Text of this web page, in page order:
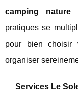
camping nature
pratiques se
pour bien choisir
organiser
Services Le